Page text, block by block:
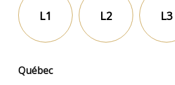
L1 L2 L3
Québec